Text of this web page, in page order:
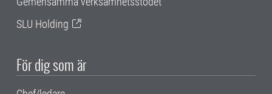
SLU Holding
För dig som är